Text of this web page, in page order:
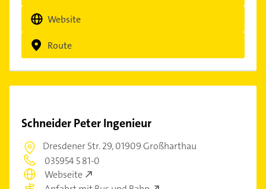
Website
Route
Schneider Peter Ingenieur
Dresdener Str. 29,01909 Großharthau
035954 5 81-0
Webseite